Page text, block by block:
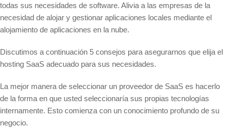
todas sus necesidades de software. Alivia a las empresas de la
necesidad de alojar y gestionar aplicaciones locales mediante el
alojamiento de aplicaciones en la nube.
Discutimos a continuación 5 consejos para asegurarnos que elija el
hosting SaaS adecuado para sus necesidades.
La mejor manera de seleccionar un proveedor de SaaS es hacerlo
de la forma en que usted seleccionaría sus propias tecnologías
internamente. Esto comienza con un conocimiento profundo de su
negocio.